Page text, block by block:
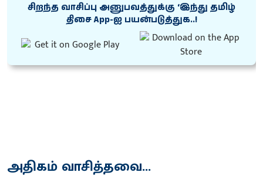
சிறந்த வாசிப்பு அனுபவத்துக்கு ‘இந்து தமிழ்
திசை App-ஐ பயன்படுத்துக..!
அதிகம் வாசித்தவை...